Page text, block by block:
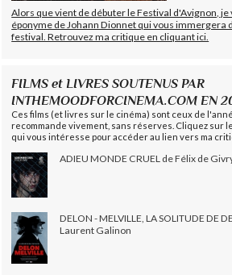
Alors que vient de débuter le Festival d'Avignon,
éponyme de Johann Dionnet qui vous immergera
festival. Retrouvez ma critique en cliquant ici.
FILMS et LIVRES SOUTENUS PAR
INTHEMOODFORCINEMA.COM EN
Ces films (et livres sur le cinéma) sont ceux de
recommande vivement, sans réserves. Cliquez sur
qui vous intéresse pour accéder au lien vers ma
ADIEU MONDE CRUEL de Félix de
DELON - MELVILLE, LA SOLITUDE DE
Laurent Galinon